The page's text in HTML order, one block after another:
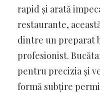
rapid și arată
restaurante,
dintre un preparat
profesionist.
pentru precizia și
formă subțire